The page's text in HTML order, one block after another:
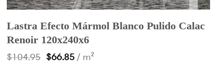
Lastra Efecto Mármol Blanco Pulido Calac
Renoir 120x240x6
$104.95 $66.85 / m²